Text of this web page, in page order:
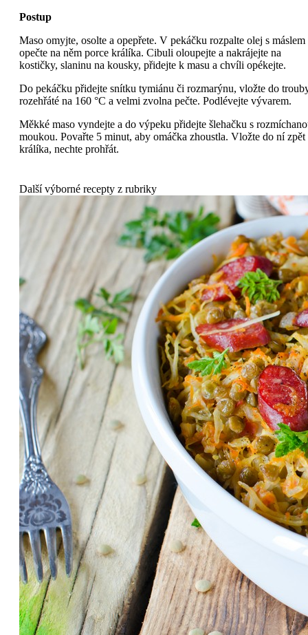
Postup
Maso omyjte, osolte a opepřete. V pekáčku rozpalte olej s máslem
opečte na něm porce králíka. Cibuli oloupejte a nakrájejte na
kostičky, slaninu na kousky, přidejte k masu a chvíli opékejte.
Do pekáčku přidejte snítku tymiánu či rozmarýnu, vložte do
rozehřáté na 160 °C a velmi zvolna pečte. Podlévejte vývarem.
Měkké maso vyndejte a do výpeku přidejte šlehačku s
moukou. Povařte 5 minut, aby omáčka zhoustla. Vložte do ní zpět
králíka, nechte prohřát.
Další výborné recepty z rubriky